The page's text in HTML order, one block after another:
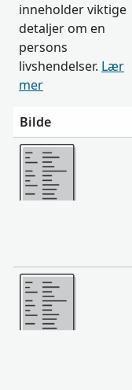
inneholder viktige
detaljer om en
persons
livshendelser. Lær
mer
Bilde
Flere
Flere